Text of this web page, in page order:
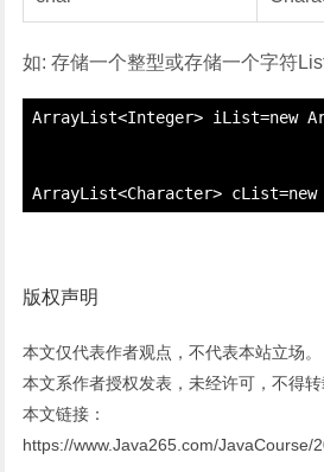
如: 存储一个整型或存储一个字符
ArrayList<Integer> iList=new
版权声明
本文仅代表作者观点，不代表本站立场。
本文系作者授权发表，未经许可，不得转
本文链接：
https://www.Java265.com/JavaCourse/